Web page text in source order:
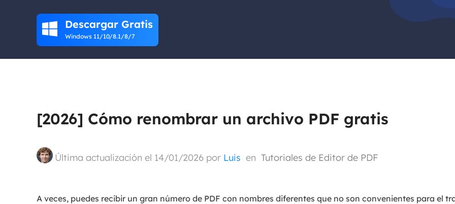
Partition Recovery
MS SQL Recovery
Deploy
 Descargar Gratis
Windows 11/10/8.1/8/7
[2026] Cómo renombrar un archivo PDF gratis
Última actualización el 14/01/2026 por Luis en Tutoriales de Editor de PDF
A veces, puedes recibir un gran número de PDF con nombres diferentes que no son convenientes para el